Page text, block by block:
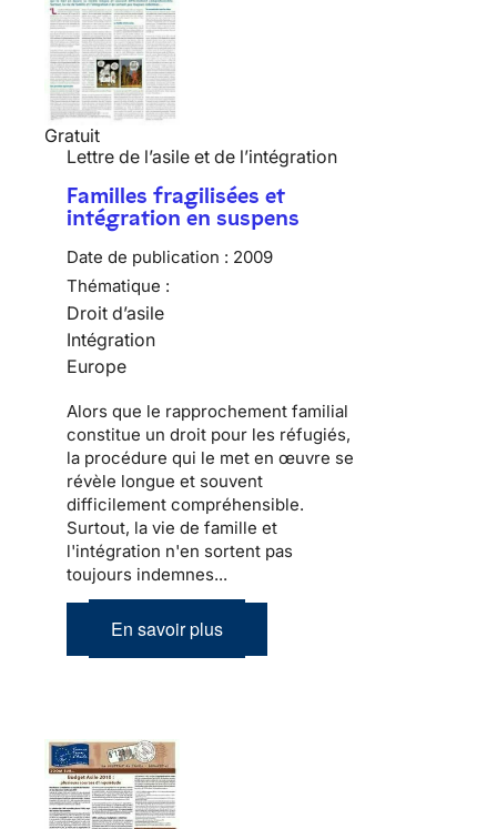
Gratuit
Lettre de l’asile et de l’intégration
Familles fragilisées et
intégration en suspens
Date de publication : 2009
Thématique :
Droit d’asile
Intégration
Europe
Alors que le rapprochement familial
constitue un droit pour les réfugiés,
la procédure qui le met en œuvre se
révèle longue et souvent
difficilement compréhensible.
Surtout, la vie de famille et
l'intégration n'en sortent pas
toujours indemnes...
En savoir plus